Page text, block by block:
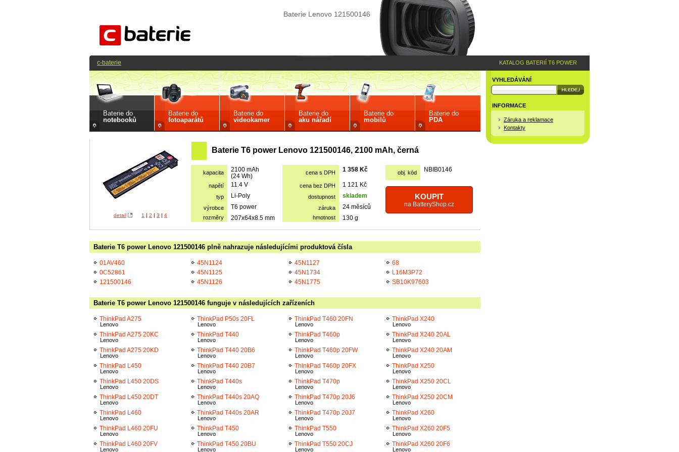
Baterie Lenovo 121500146
Baterie do
notebooků
Baterie do
fotoaparátů
Baterie do
videokamer
Baterie do
aku nářadí
Baterie do
mobilů
Baterie do
PDA
detail 1 | 2 | 3 | 4
Baterie T6 power Lenovo 121500146, 2100 mAh, černá
kapacita
2100 mAh
(24 Wh)
cena s DPH 1 358 Kč obj. kód NBIB0146
napětí 11.4 V cena bez DPH 1 121 Kč
KOUPIT
na BatteryShop.cz
typ Li-Poly dostupnost skladem
výrobce T6 power záruka 24 měsíců
rozměry 207x64x8.5 mm hmotnost 130 g
Baterie T6 power Lenovo 121500146 plně nahrazuje následujícími produktová čísla
01AV460
0C52861
121500146
45N1124
45N1125
45N1126
45N1127
45N1734
45N1775
68
L16M3P72
SB10K97603
Baterie T6 power Lenovo 121500146 funguje v následujících zařízeních
ThinkPad A275
Lenovo
ThinkPad A275 20KC
Lenovo
ThinkPad A275 20KD
Lenovo
ThinkPad L450
Lenovo
ThinkPad L450 20DS
Lenovo
ThinkPad L450 20DT
Lenovo
ThinkPad L460
Lenovo
ThinkPad L460 20FU
Lenovo
ThinkPad L460 20FV
Lenovo
ThinkPad P50s 20FL
Lenovo
ThinkPad T440
Lenovo
ThinkPad T440 20B6
Lenovo
ThinkPad T440 20B7
Lenovo
ThinkPad T440s
Lenovo
ThinkPad T440s 20AQ
Lenovo
ThinkPad T440s 20AR
Lenovo
ThinkPad T450
Lenovo
ThinkPad T450 20BU
Lenovo
ThinkPad T460 20FN
Lenovo
ThinkPad T460p
Lenovo
ThinkPad T460p 20FW
Lenovo
ThinkPad T460p 20FX
Lenovo
ThinkPad T470p
Lenovo
ThinkPad T470p 20J6
Lenovo
ThinkPad T470p 20J7
Lenovo
ThinkPad T550
Lenovo
ThinkPad T550 20CJ
Lenovo
ThinkPad X240
Lenovo
ThinkPad X240 20AL
Lenovo
ThinkPad X240 20AM
Lenovo
ThinkPad X250
Lenovo
ThinkPad X250 20CL
Lenovo
ThinkPad X250 20CM
Lenovo
ThinkPad X260
Lenovo
ThinkPad X260 20F5
Lenovo
ThinkPad X260 20F6
Lenovo
VYHLEDÁVÁNÍ
INFORMACE
Záruka a reklamace
Kontakty
c-baterie KATALOG BATERIÍ T6 POWER